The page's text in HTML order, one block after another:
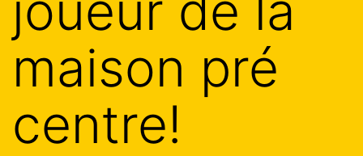
maison pré
centre!